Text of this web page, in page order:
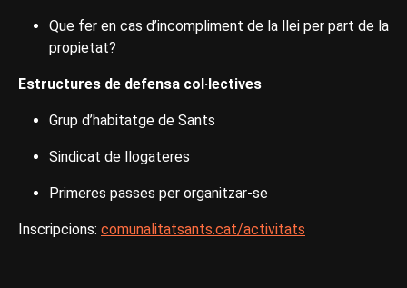
Que fer en cas d’incompliment de la llei per part de la
propietat?
Estructures de defensa col·lectives
Grup d’habitatge de Sants
Sindicat de llogateres
Primeres passes per organitzar-se
Inscripcions: comunalitatsants.cat/activitats